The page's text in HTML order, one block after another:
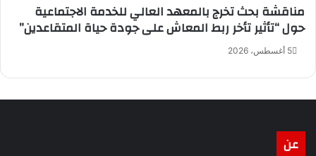
مناقشة بحث تخرج بالمعهد العالي للخدمة الاجتماعية
حول “تأثير تأخر ربط المعاش على جودة حياة المتقاعدين”
5 أغسطس، 2026
عن